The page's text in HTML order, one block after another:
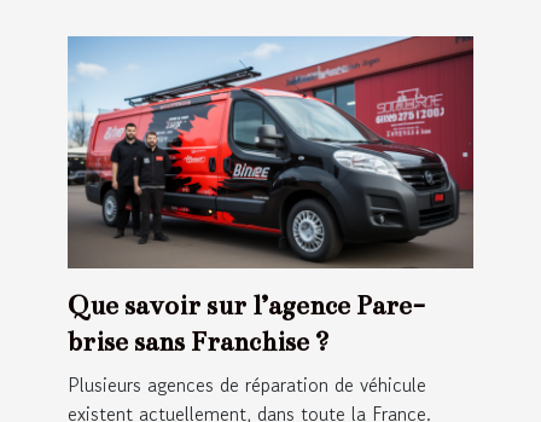
Que savoir sur l’agence Pare-
brise sans Franchise ?
Plusieurs agences de réparation de véhicule
existent actuellement, dans toute la France.